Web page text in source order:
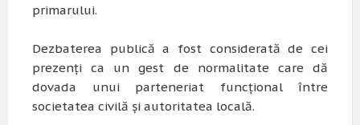
primarului.
Dezbaterea publică a fost considerată de cei
prezenți ca un gest de normalitate care dă
dovada unui parteneriat funcțional între
societatea civilă și autoritatea locală.